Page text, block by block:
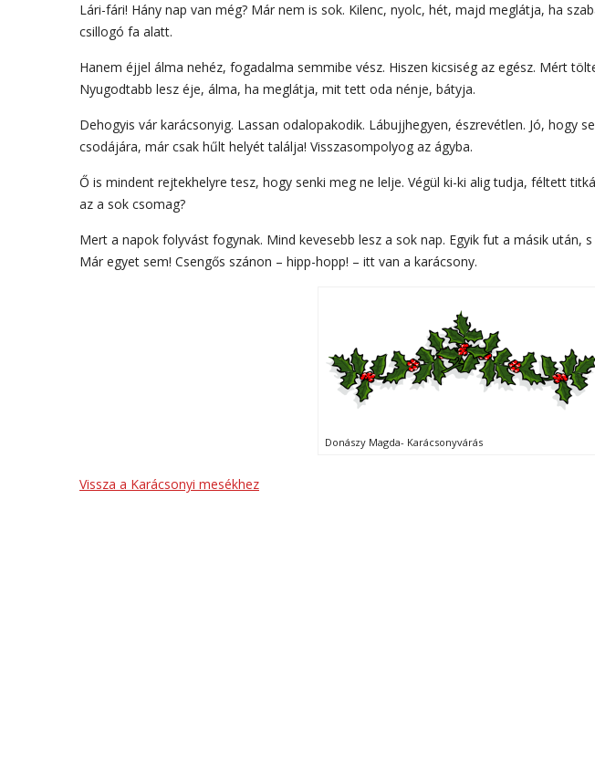
Lári-fári! Hány nap van még? Már nem is sok. Kilenc, nyolc, hét, majd meglátja, ha
csillogó fa alatt.
Hanem éjjel álma nehéz, fogadalma semmibe vész. Hiszen kicsiség az egész. Mért
Nyugodtabb lesz éje, álma, ha meglátja, mit tett oda nénje, bátyja.
Dehogyis vár karácsonyig. Lassan odalopakodik. Lábujjhegyen, észrevétlen. Jó, hogy
csodájára, már csak hűlt helyét találja! Visszasompolyog az ágyba.
Ő is mindent rejtekhelyre tesz, hogy senki meg ne lelje. Végül ki-ki alig tudja, féltett
az a sok csomag?
Mert a napok folyvást fogynak. Mind kevesebb lesz a sok nap. Egyik fut a másik után,
Már egyet sem! Csengős szánon – hipp-hopp! – itt van a karácsony.
Donászy Magda- Karácsonyvárás
Vissza a Karácsonyi mesékhez